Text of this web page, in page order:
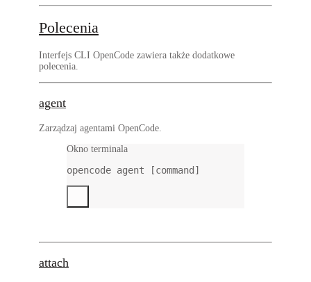
Polecenia
Interfejs CLI OpenCode zawiera także dodatkowe
polecenia.
agent
Zarządzaj agentami OpenCode.
Okno terminala
opencode agent [command]
attach